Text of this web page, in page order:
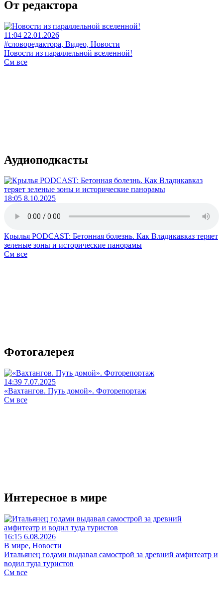
От редактора
11:04 22.01.2026
#словоредактора, Видео, Новости
Новости из параллельной вселенной!
См все
Аудиоподкасты
18:05 8.10.2025
Крылья PODCAST: Бетонная болезнь. Как Владикавказ теряет
зеленые зоны и исторические панорамы
См все
Фотогалерея
14:39 7.07.2025
«Вахтангов. Путь домой». Фоторепортаж
См все
Интересное в мире
16:15 6.08.2026
В мире, Новости
Итальянец годами выдавал самострой за древний амфитеатр и
водил туда туристов
См все